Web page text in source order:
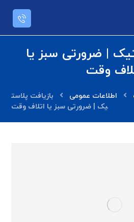
| ضرورتی سبز یا
وقت
اطلاعات عمومی
بازیافت پلاست
یک | ضرورتی سبز یا اتلاف وقت